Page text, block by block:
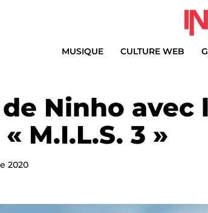
MUSIQUE CULTURE WEB
Ninho avec
M.I.L.S. 3 »
2020